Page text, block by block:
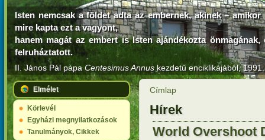
Isten nemcsak a földet adta az embernek, akinek –
mire kapta ezt a vagyont,
hanem magát az embert is Isten ajándékozta
felruháztatott.
II. János Pál pápaCentesimus Annus kezdetű enciklikájából,
Elmélet
Körlevél
Egyházi megnyilatkozások
Tanulmányok, Cikkek
Címlap
Hírek
World Overshoot